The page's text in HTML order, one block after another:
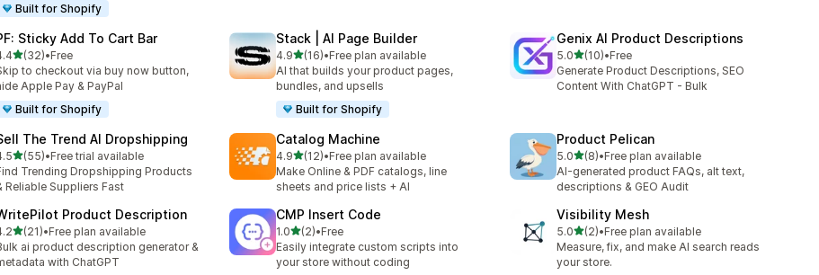
Built for Shopify
Sticky Add To Cart Bar
별 5개 중
(32)
리뷰 32개
•Free
to checkout via buy now button,
Apple Pay & PayPal
Built for Shopify
Stack | AI Page Builder
4.9별 5개 중
(16)
총 리뷰 16개
•Free plan available
AI that builds your product pages,
bundles, and upsells
Built for Shopify
Genix AI Product Descriptions
5.0별 5개 중
(10)
총 리뷰 10개
•Free
Generate Product Descriptions, SEO
Content With ChatGPT - Bulk
The Trend AI Dropshipping
별 5개 중
(55)
리뷰 55개
•Free trial available
Trending Dropshipping Products
Reliable Suppliers Fast
Catalog Machine
4.9별 5개 중
(12)
총 리뷰 12개
•Free plan available
Make Online & PDF catalogs, line
sheets and price lists + AI
Product Pelican
5.0별 5개 중
(8)
총 리뷰 8개
•Free plan available
AI-generated product FAQs, alt text,
descriptions & GEO Audit
Product Description
별 5개 중
(21)
리뷰 21개
•Free plan available
ai product description generator &
with ChatGPT
CMP Insert Code
1.0별 5개 중
(2)
총 리뷰 2개
•Free
Easily integrate custom scripts into
your store without coding
Visibility Mesh
5.0별 5개 중
(2)
총 리뷰 2개
•Free plan available
Measure, fix, and make AI search reads
your store.